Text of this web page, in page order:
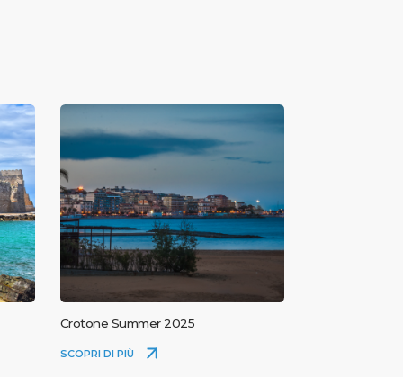
Crotone Summer 2025
SCOPRI DI PIÙ